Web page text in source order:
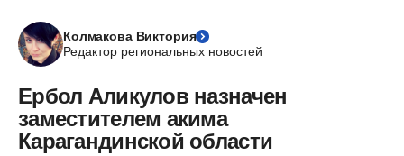
Колмакова Виктория
Редактор региональных новостей
Ербол Аликулов назначен
заместителем акима
Карагандинской области